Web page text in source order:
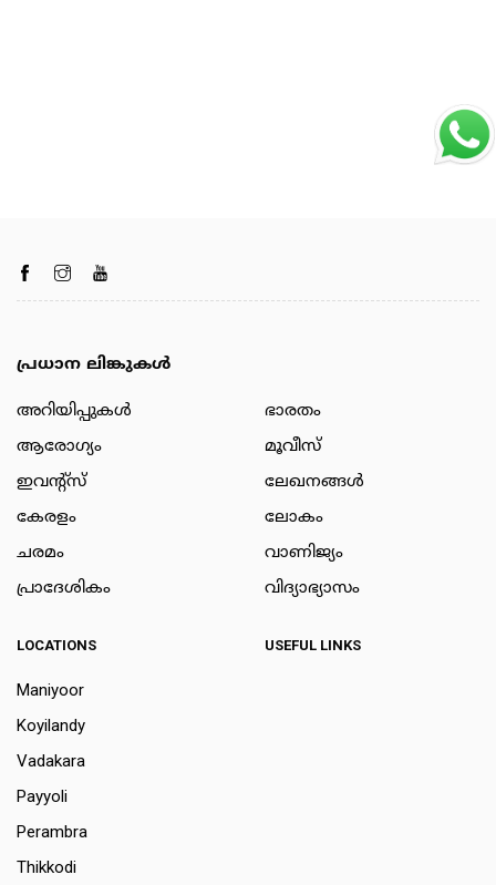
പ്രധാന ലിങ്കുകൾ
അറിയിപ്പുകള്‍
ആരോഗ്യം
ഇവന്റ്സ്
കേരളം
ചരമം
പ്രാദേശികം
ഭാരതം
മൂവീസ്
ലേഖനങ്ങള്‍
ലോകം
വാണിജ്യം
വിദ്യാഭ്യാസം
LOCATIONS
Maniyoor
Koyilandy
Vadakara
Payyoli
Perambra
Thikkodi
USEFUL LINKS